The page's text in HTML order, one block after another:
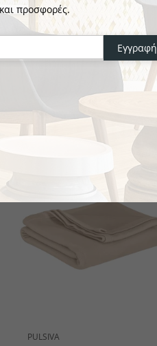
Ηλεκτρικός Βραστήρας WK
το κομμάτι
PULSIVA
προσφορές.
Εγγραφή